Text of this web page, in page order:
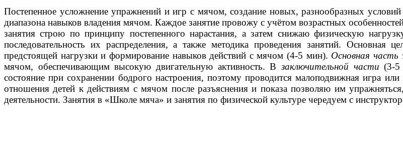
Постепенное усложнение упражнений и игр с мячом, создание новых, разнообразных
диапазона навыков владения мячом. Каждое занятие провожу с учётом возрастных
занятия строю по принципу постепенного нарастания, а затем снижаю физическую
последовательность их распределения, а также методика проведения занятий. Основная
предстоящей нагрузки и формирование навыков действий с мячом (4-5 мин). Основная часть
мячом, обеспечивающим высокую двигательную активность. В заключительной части(3-5
состояние при сохранении бодрого настроения, поэтому проводится малоподвижная игра
отношения детей к действиям с мячом после разъяснения и показа позволяю им
деятельности. Занятия в «Школе мяча» и занятия по физической культуре чередуем с